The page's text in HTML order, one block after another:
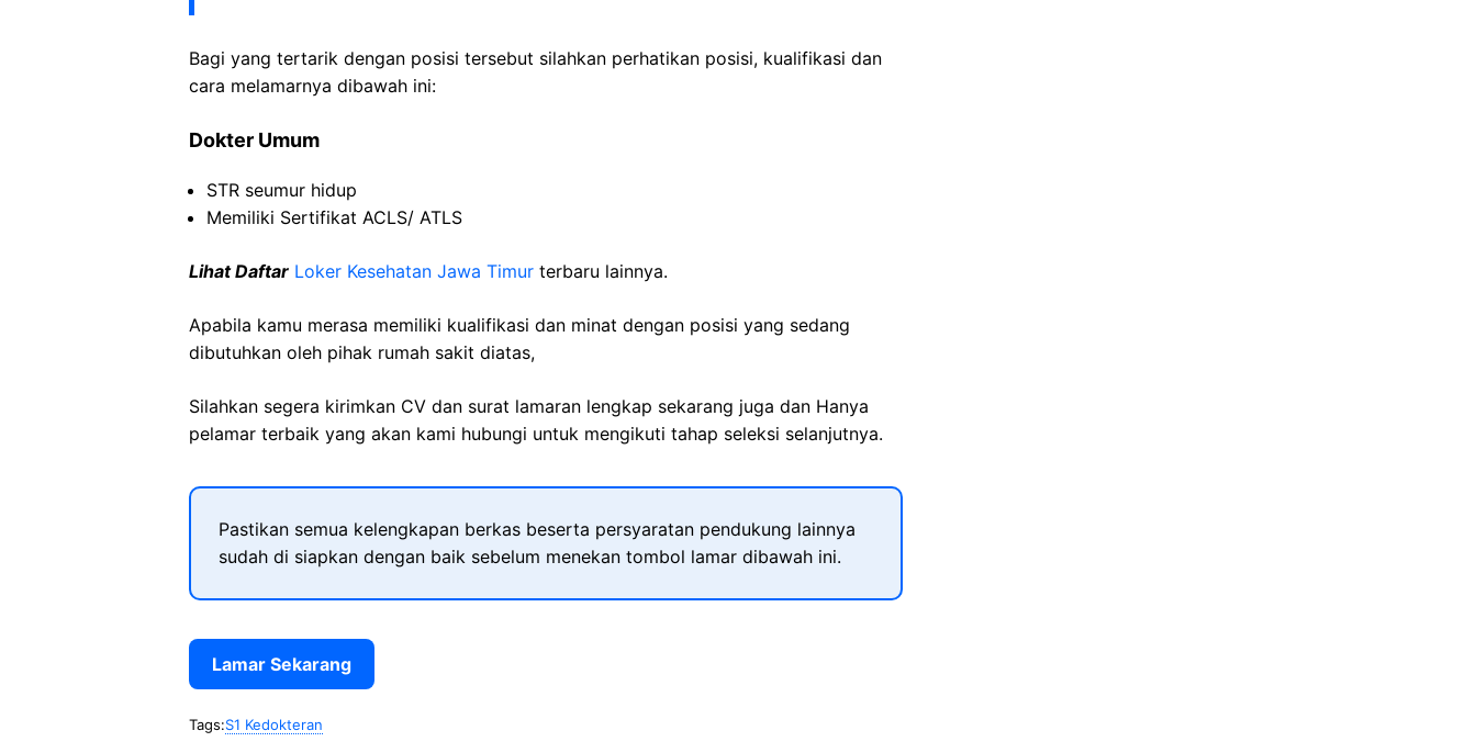
Bagi yang tertarik dengan posisi tersebut silahkan perhatikan posisi, kualifikasi dan
cara melamarnya dibawah ini:
Dokter Umum
STR seumur hidup
Memiliki Sertifikat ACLS/ ATLS
Lihat Daftar Loker Kesehatan Jawa Timur terbaru lainnya.
Apabila kamu merasa memiliki kualifikasi dan minat dengan posisi yang sedang
dibutuhkan oleh pihak rumah sakit diatas,
Silahkan segera kirimkan CV dan surat lamaran lengkap sekarang juga dan Hanya
pelamar terbaik yang akan kami hubungi untuk mengikuti tahap seleksi selanjutnya.
Pastikan semua kelengkapan berkas beserta persyaratan pendukung lainnya
sudah di siapkan dengan baik sebelum menekan tombol lamar dibawah ini.
Lamar Sekarang
Tags:S1 Kedokteran